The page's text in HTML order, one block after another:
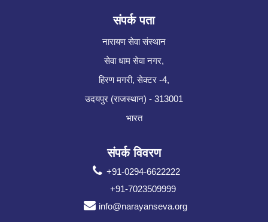
संपर्क पता
नारायण सेवा संस्थान
सेवा धाम सेवा नगर,
हिरण मगरी, सेक्टर -4,
उदयपुर (राजस्थान) - 313001
भारत
संपर्क विवरण
+91-0294-6622222
+91-7023509999
info@narayanseva.org